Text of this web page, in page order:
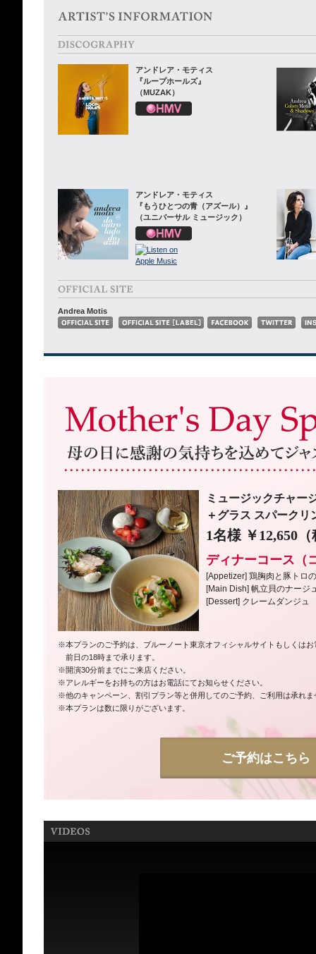
アンドレア・モティス
『ループホールズ』
（MUZAK）
アンドレア・モティス
『もうひとつの青（アズール）』
（ユニバーサル ミュージック）
Andrea Motis
ミュージックチャー
＋グラス スパーク
1名様 ￥12,650
ディナーコース（
[Appetizer] 鶏胸肉と豚トロ
[Main Dish] 帆立貝のナージ
[Dessert] クレームダンジュ
※本プランのご予約は、ブルーノート東京オフィシャルサイトもしくは
前日の18時まで承ります。
※開演30分前までにご来店ください。
※アレルギーをお持ちの方はお電話にてお知らせください。
※他のキャンペーン、割引プラン等と併用してのご予約、ご利用は承れま
※本プランは数に限りがございます。
ご予約はこちら